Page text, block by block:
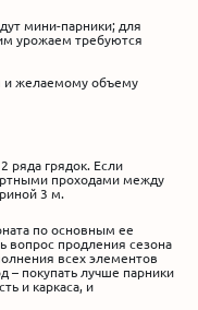
мини-парники; для
урожаем требуются
и желаемому объему
ряда грядок. Если
проходами между
3 м.
по основным ее
вопрос продления сезона
всех элементов
– покупать лучше парники
и каркаса, и